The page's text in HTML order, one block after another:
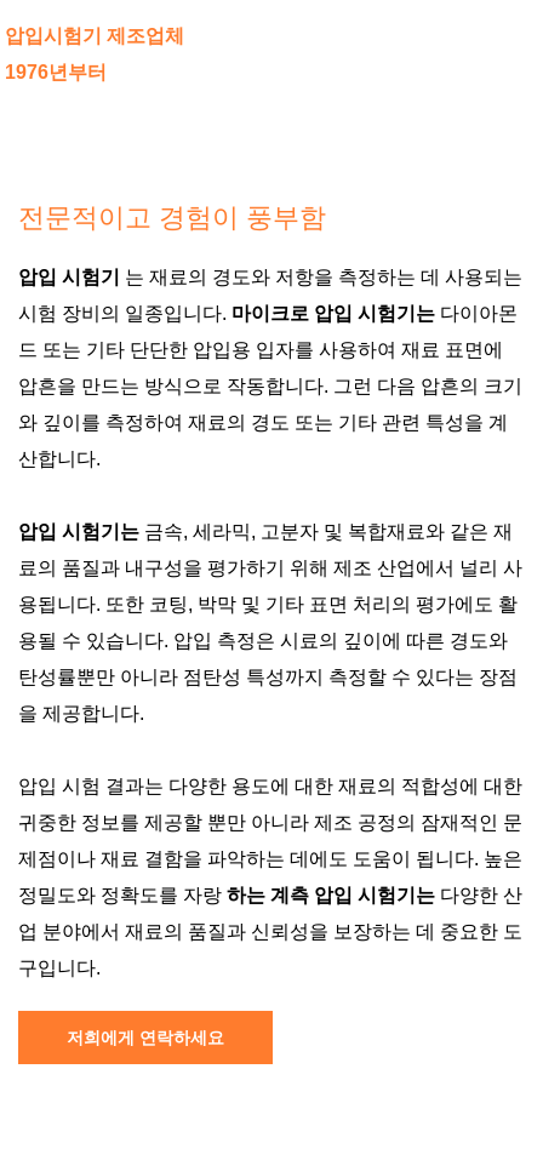
압입시험기 제조업체
1976년부터
전문적이고 경험이 풍부함
압입 시험기
는 재료의 경도와 저항을 측정하는 데 사용되는
시험 장비의 일종입니다. 마이크로 압입 시험기는 다이아몬
드 또는 기타 단단한 압입용 입자를 사용하여 재료 표면에
압흔을 만드는 방식으로 작동합니다. 그런 다음 압흔의 크기
와 깊이를 측정하여 재료의 경도 또는 기타 관련 특성을 계
산합니다.
압입 시험기는 금속, 세라믹, 고분자 및 복합재료와 같은 재
료의 품질과 내구성을 평가하기 위해 제조 산업에서 널리 사
용됩니다. 또한 코팅, 박막 및 기타 표면 처리의 평가에도 활
용될 수 있습니다. 압입 측정은 시료의 깊이에 따른 경도와
탄성률뿐만 아니라 점탄성 특성까지 측정할 수 있다는 장점
을 제공합니다.
압입 시험 결과는 다양한 용도에 대한 재료의 적합성에 대한
귀중한 정보를 제공할 뿐만 아니라 제조 공정의 잠재적인 문
제점이나 재료 결함을 파악하는 데에도 도움이 됩니다. 높은
정밀도와 정확도를 자랑 하는 계측 압입 시험기는 다양한 산
업 분야에서 재료의 품질과 신뢰성을 보장하는 데 중요한 도
구입니다.
저희에게 연락하세요